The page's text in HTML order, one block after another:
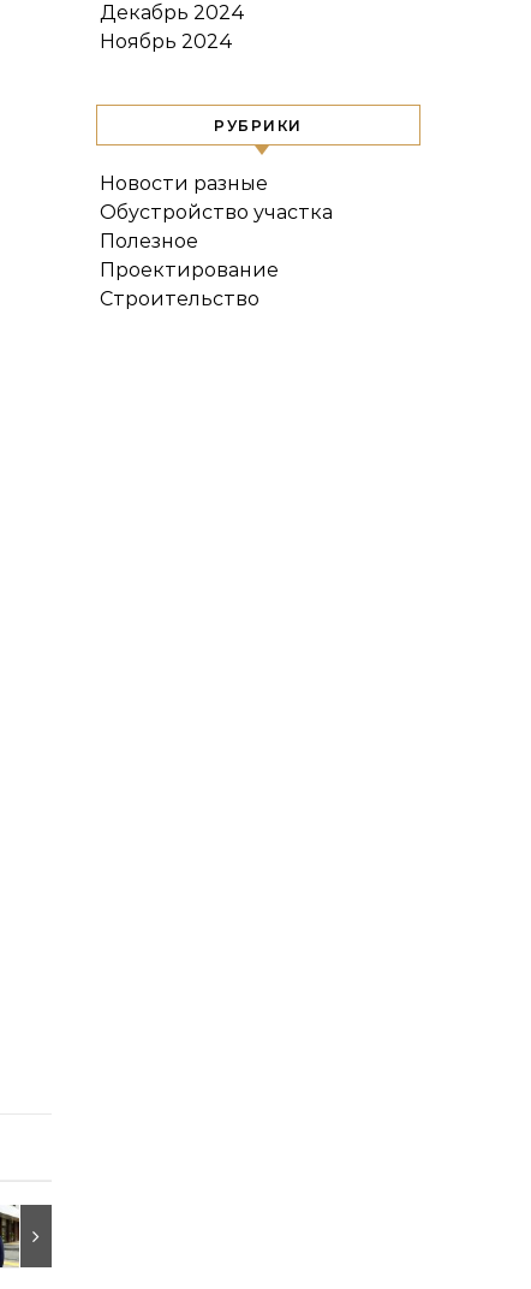
Декабрь 2024
Ноябрь 2024
РУБРИКИ
Новости разные
Обустройство участка
Полезное
Проектирование
Строительство